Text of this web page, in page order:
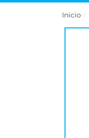
Inicio /